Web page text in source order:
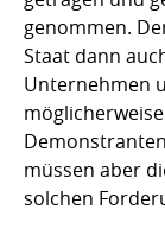
genommen.
Staat dann
Unternehmen
müssen aber
solchen